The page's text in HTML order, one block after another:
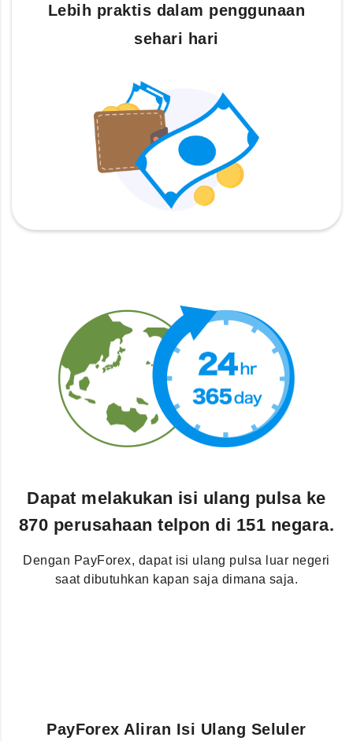
Lebih praktis dalam penggunaan
sehari hari
Dapat melakukan isi ulang pulsa ke
870 perusahaan telpon di 151 negara.
Dengan PayForex, dapat isi ulang pulsa luar negeri
saat dibutuhkan kapan saja dimana saja.
PayForex Aliran Isi Ulang Seluler